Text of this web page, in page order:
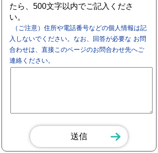
たら、500文字以内でご記入くださ
い。
（ご注意）住所や電話番号などの個人情報は記
入しないでください。なお、回答が必要な お問
合わせは、直接このページのお問合わせ先へご
連絡ください。